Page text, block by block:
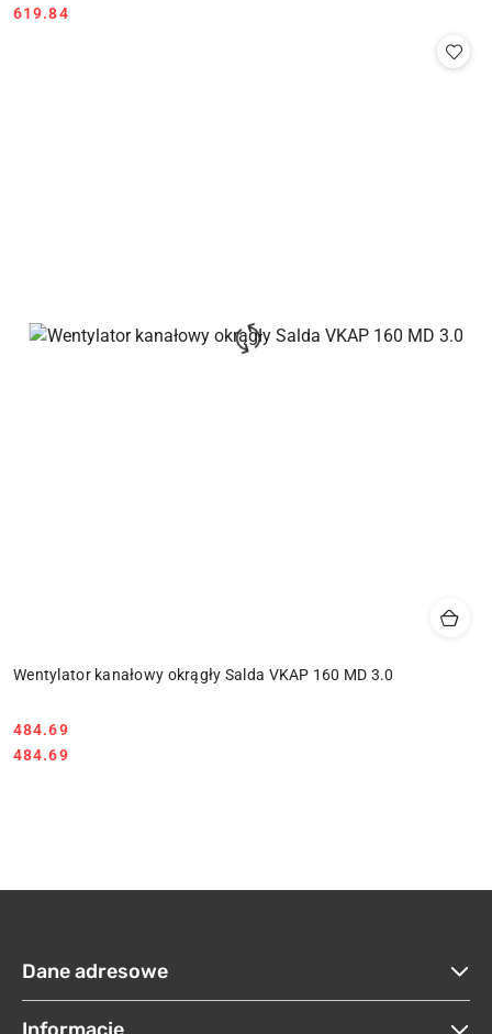
Cena:
Cena:
619.84
Wentylator kanałowy okrągły Salda VKAP 160 MD 3.0
Cena:
484.69
Cena:
484.69
Dane adresowe